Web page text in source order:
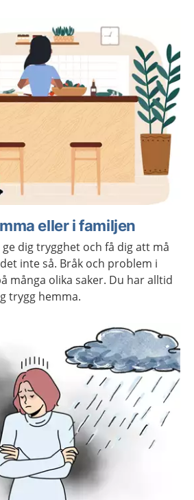
eller i familjen
dig trygghet och få dig att må
inte så. Bråk och problem i
många olika saker. Du har alltid
trygg hemma.